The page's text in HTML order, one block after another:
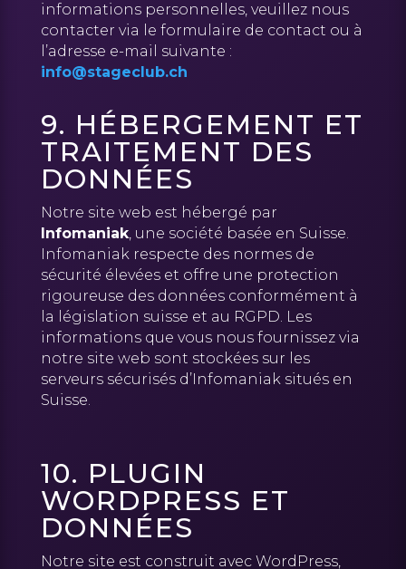
informations personnelles, veuillez nous
contacter via le formulaire de contact ou à
l’adresse e-mail suivante :
info@stageclub.ch
9. HÉBERGEMENT ET
TRAITEMENT DES
DONNÉES
Notre site web est hébergé par
Infomaniak, une société basée en Suisse.
Infomaniak respecte des normes de
sécurité élevées et offre une protection
rigoureuse des données conformément à
la législation suisse et au RGPD. Les
informations que vous nous fournissez via
notre site web sont stockées sur les
serveurs sécurisés d’Infomaniak situés en
Suisse.
10. PLUGIN
WORDPRESS ET
DONNÉES
Notre site est construit avec WordPress,